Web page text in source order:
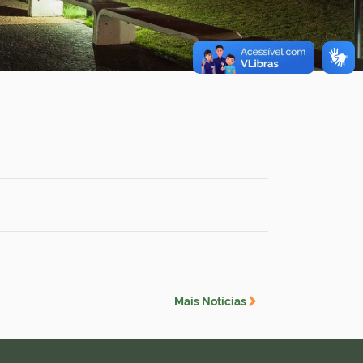
Mais Notícias